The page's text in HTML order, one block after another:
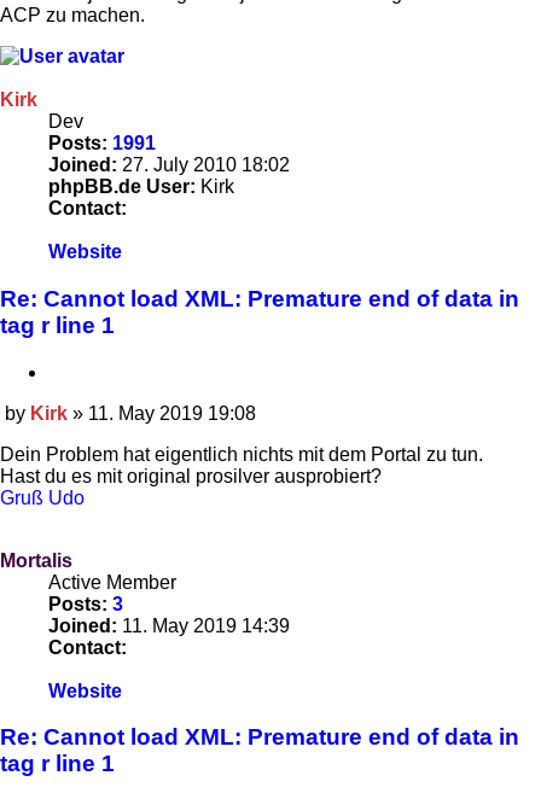
ACP zu machen.
Kirk
Dev
Posts: 1991
Joined: 27. July 2010 18:02
phpBB.de User: Kirk
Contact:
Contact
Website
Re: Cannot load XML: Premature end of data in
tag r line 1
Post
by Kirk » 11. May 2019 19:08
Dein Problem hat eigentlich nichts mit dem Portal zu tun.
Hast du es mit original prosilver ausprobiert?
Gruß Udo
Mortalis
Active Member
Posts: 3
Joined: 11. May 2019 14:39
Contact:
Contact
Website
Re: Cannot load XML: Premature end of data in
tag r line 1